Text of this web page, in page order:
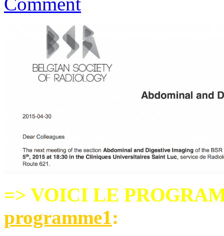
=> VOICI LE
programme1: